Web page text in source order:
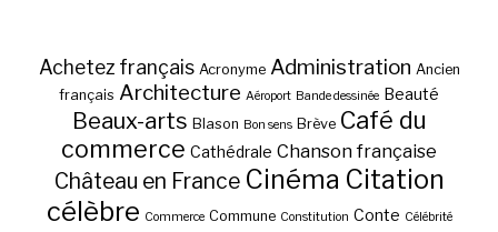
Achetez français Acronyme Administration Ancien
français Architecture Aéroport Bande dessinée Beauté
Beaux-arts Blason Bon sens Brève Café du
commerce Cathédrale Chanson française
Château en France Cinéma Citation
célèbre Commerce Commune Constitution Conte Célébrité